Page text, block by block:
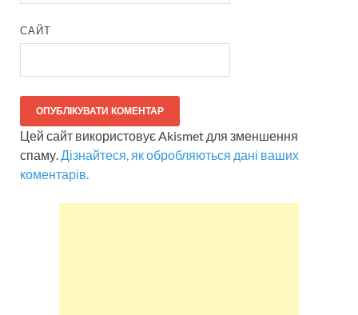
САЙТ
Цей сайт використовує Akismet для зменшення
спаму.Дізнайтеся, як обробляються дані ваших
коментарів.